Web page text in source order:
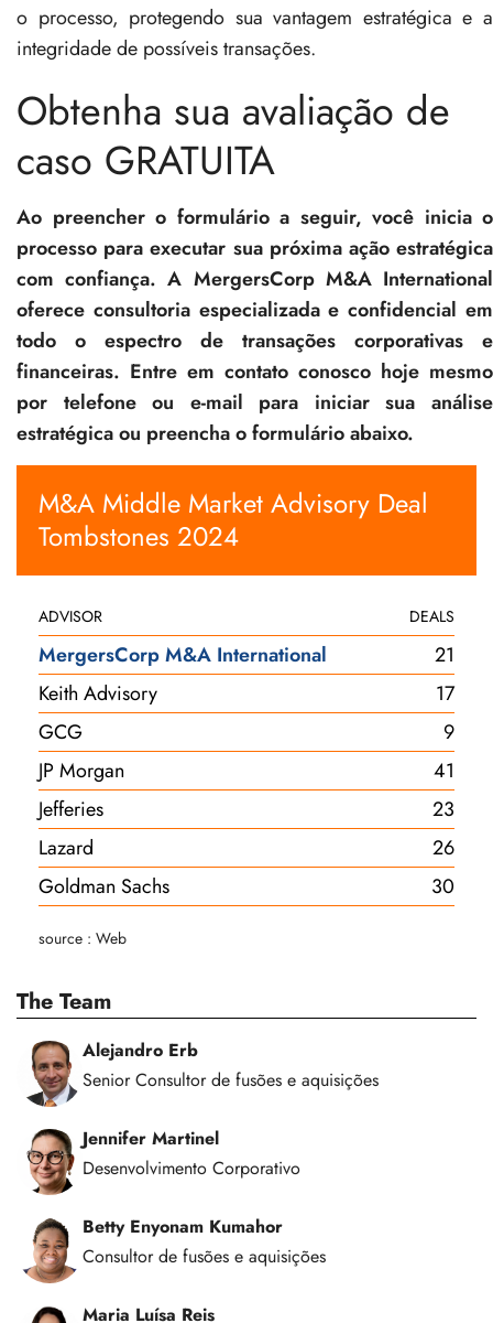
o processo, protegendo sua vantagem estratégica e a
integridade de possíveis transações.
Obtenha sua avaliação de
caso GRATUITA
Ao preencher o formulário a seguir, você inicia o
processo para executar sua próxima ação estratégica
com confiança. A MergersCorp M&A International
oferece consultoria especializada e confidencial em
todo o espectro de transações corporativas e
financeiras. Entre em contato conosco hoje mesmo
por telefone ou e-mail para iniciar sua análise
estratégica ou preencha o formulário abaixo.
M&A Middle Market Advisory Deal
Tombstones 2024
ADVISOR DEALS
MergersCorp M&A International
21
Keith Advisory
17
GCG
9
JP Morgan
41
Jefferies
23
Lazard
26
Goldman Sachs
30
source : Web
The Team
Alejandro Erb
Senior Consultor de fusões e aquisições
Jennifer Martinel
Desenvolvimento Corporativo
Betty Enyonam Kumahor
Consultor de fusões e aquisições
Maria Luísa Reis